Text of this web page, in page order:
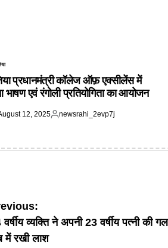
प्रधानमंत्री कॉलेज ऑफ़ एक्सीलेंस में
एवं रंगोली प्रतियोगिता का आयोजन
12, 2025
Posted
newsrahi_2evp7j
व्यक्ति ने अपनी 23 वर्षीय पत्नी की
में रखी लाश